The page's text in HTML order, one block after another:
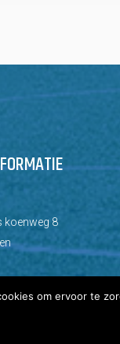
koenweg 8
om ervoor te